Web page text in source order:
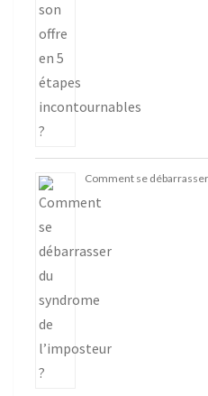
Comment se